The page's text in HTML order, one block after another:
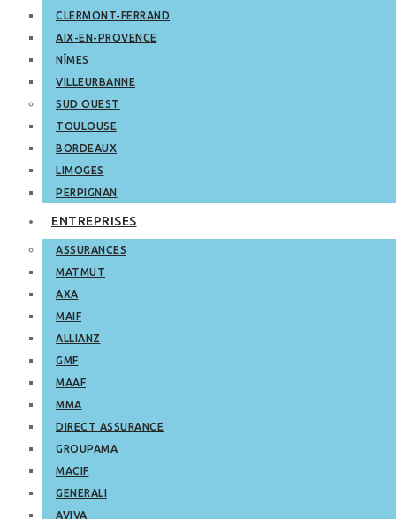
CLERMONT-FERRAND
AIX-EN-PROVENCE
NÎMES
VILLEURBANNE
SUD OUEST
TOULOUSE
BORDEAUX
LIMOGES
PERPIGNAN
ENTREPRISES
ASSURANCES
MATMUT
AXA
MAIF
ALLIANZ
GMF
MAAF
MMA
DIRECT ASSURANCE
GROUPAMA
MACIF
GENERALI
AVIVA